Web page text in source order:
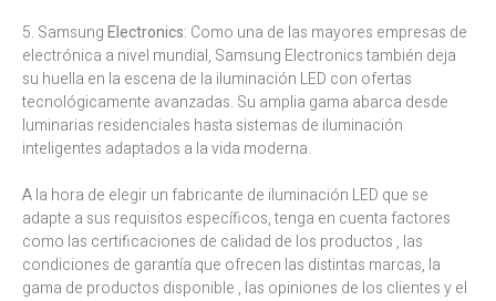
5. SamsungElectronics: Como una de las mayores empresas de
electrónica a nivel mundial, Samsung Electronics también deja
su huella en la escena de la iluminación LED con ofertas
tecnológicamente avanzadas. Su amplia gama abarca desde
luminarias residenciales hasta sistemas de iluminación
inteligentes adaptados a la vida moderna.
A la hora de elegir un fabricante de iluminación LED que se
adapte a sus requisitos específicos, tenga en cuenta factores
como las certificaciones de calidad de los productos , las
condiciones de garantía que ofrecen las distintas marcas, la
gama de productos disponible , las opiniones de los clientes y el